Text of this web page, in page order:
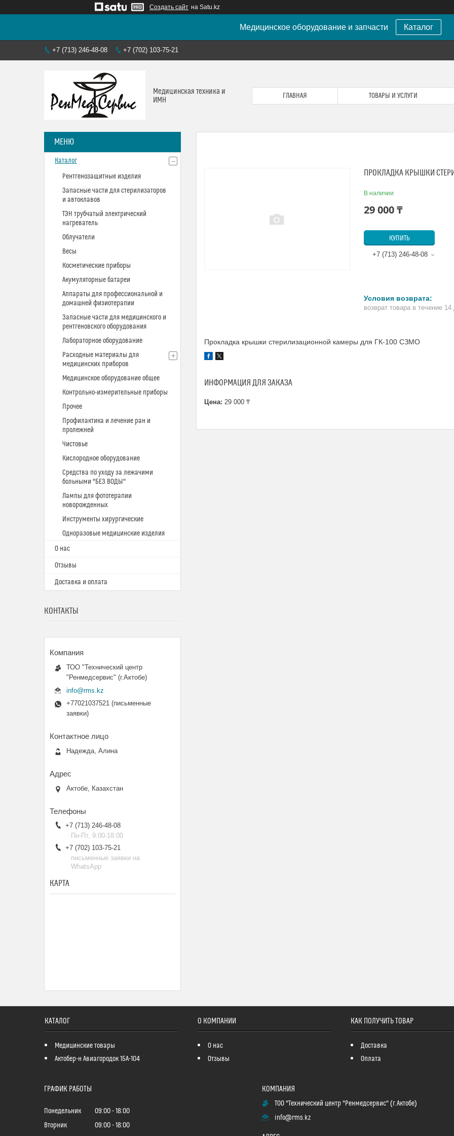
Создать сайт на Satu.kz
Медицинское оборудование и запчасти Каталог
+7 (713) 246-48-08 +7 (702) 103-75-21
Медицинская техника и
ИМН
ГЛАВНАЯ ТОВАРЫ И УСЛУГИ
ПРОКЛАДКА КРЫШКИ
В наличии
29 000 ₸
КУПИТЬ
+7 (713) 246-48-08
возврат товара в течение 14
Прокладка крышки стерилизационной камеры для ГК-100 СЗМО
ИНФОРМАЦИЯ ДЛЯ ЗАКАЗА
Цена: 29 000 ₸
Каталог
Рентгенозащитные изделия
Запасные части для стерилизаторов
и автоклавов
ТЭН трубчатый электрический
нагреватель
Облучатели
Весы
Косметические приборы
Акумуляторные батареи
Аппараты для профессиональной и
домашней физиотерапии
Запасные части для медицинского и
рентгеновского оборудования
Лабораторное оборудование
Расходные материалы для
медицинских приборов
Медицинское оборудование общее
Контрольно-измерительные приборы
Прочее
Профилактика и лечение ран и
пролежней
Чистовье
Кислородное оборудование
Средства по уходу за лежачими
больными "БЕЗ ВОДЫ"
Лампы для фототерапии
новорожденных
Инструменты хирургические
Одноразовые медицинские изделия
О нас
Отзывы
Доставка и оплата
КОНТАКТЫ
ТОО "Технический центр
"Ренмедсервис" (г.Актобе)
info@rms.kz
+77021037521 (письменные
заявки)
Надежда, Алина
Актобе, Казахстан
+7 (713) 246-48-08
Пн-Пт, 9:00-18:00
+7 (702) 103-75-21
письменные заявки на
WhatsApp
КАРТА
КАТАЛОГ
Медицинские товары
Актобер-н Авиагородок 15А-104
О КОМПАНИИ
О нас
Отзывы
КАК ПОЛУЧИТЬ ТОВАР
Доставка
Оплата
ГРАФИК РАБОТЫ
Понедельник 09:00
18:00
Вторник
09:00
18:00
ТОО "Технический центр "Ренмедсервис" (г.Актобе)
info@rms.kz